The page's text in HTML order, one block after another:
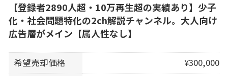
【登録者2890人超・10万再生超の実績あり】少子
化・社会問題特化の2ch解説チャンネル。大人向け
広告層がメイン【属人性なし】
希望売却価格
¥300,000